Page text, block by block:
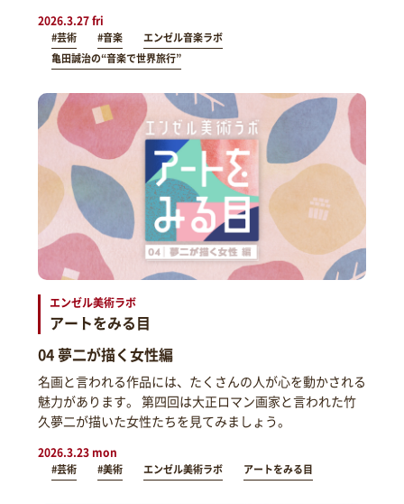
2026.3.27 fri
#芸術 #音楽
エンゼル音楽ラボ
亀田誠治の“音楽で世界旅行”
エンゼル美術ラボ
アートをみる目
04 夢二が描く女性編
名画と言われる作品には、たくさんの人が心を動かされる
魅力があります。 第四回は大正ロマン画家と言われた竹
久夢二が描いた女性たちを見てみましょう。
2026.3.23 mon
#芸術 #美術 エンゼル美術ラボ アートをみる目